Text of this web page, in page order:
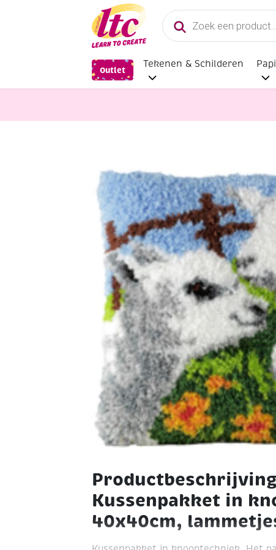
Producten
zoeken
Outlet
Tekenen & Schilderen
Handwerkpakketten
Productbeschrijving
Kussenpakket in
40x40cm,